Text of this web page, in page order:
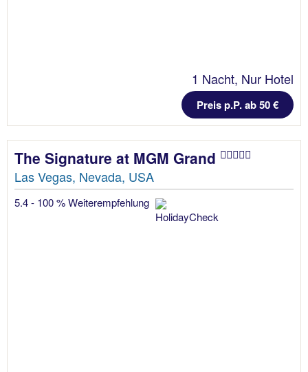
1 Nacht, Nur Hotel
Preis p.P. ab 50 €
The Signature at MGM Grand
Las Vegas, Nevada, USA
5.4 - 100 % Weiterempfehlung